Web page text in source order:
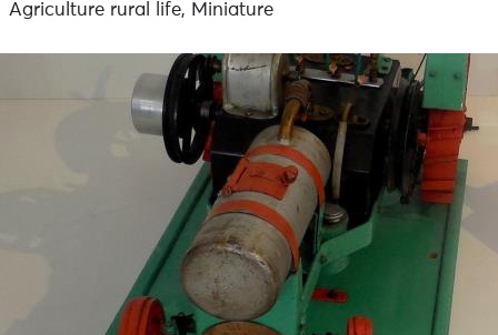
Agriculture rural life, Miniature